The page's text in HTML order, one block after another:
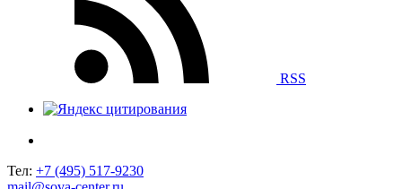
RSS
Тел: +7 (495) 517-9230